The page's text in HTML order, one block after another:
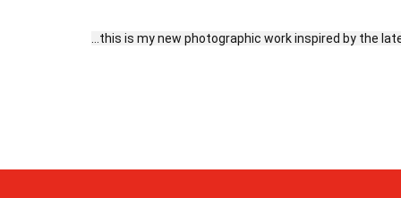
…this is my new photographic work inspired by the